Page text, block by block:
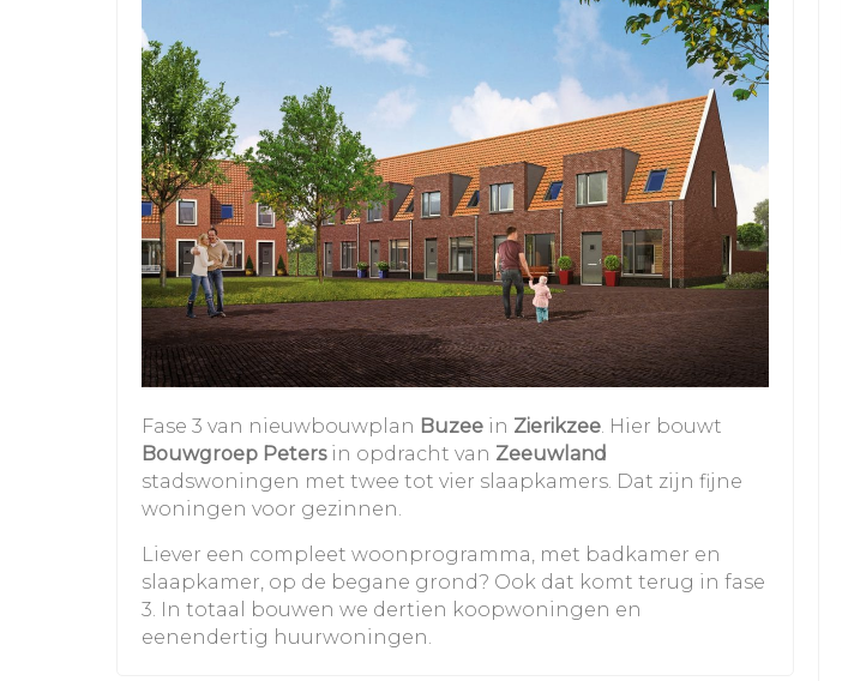
Fase 3 van nieuwbouwplan Buzee in Zierikzee . Hier bouwt
Bouwgroep Petersin opdracht van Zeeuwland
stadswoningen met twee tot vier slaapkamers. Dat zijn fijne
woningen voor gezinnen.
Liever een compleet woonprogramma, met badkamer en
slaapkamer, op de begane grond? Ook dat komt terug in fase
3. In totaal bouwen we dertien koopwoningen en
eenendertig huurwoningen.